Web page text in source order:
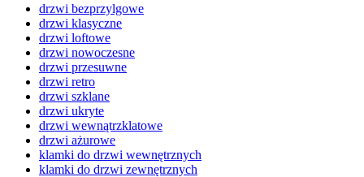
drzwi bezprzylgowe
drzwi klasyczne
drzwi loftowe
drzwi nowoczesne
drzwi przesuwne
drzwi retro
drzwi szklane
drzwi ukryte
drzwi wewnątrzklatowe
drzwi ażurowe
klamki do drzwi wewnętrznych
klamki do drzwi zewnętrznych